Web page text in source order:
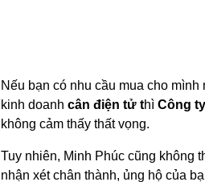
Nếu bạn có nhu cầu mua cho mình
kinh doanh cân điện tử thì Công
không cảm thấy thất vọng.
Tuy nhiên, Minh Phúc cũng không
nhận xét chân thành, ủng hộ của